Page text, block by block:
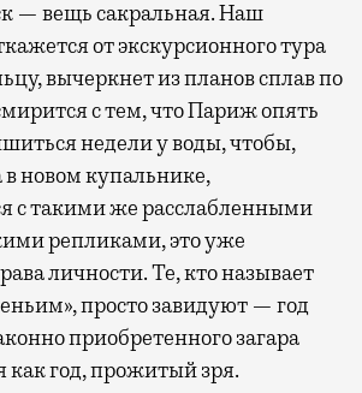
— вещь сакральная. Наш
от экскурсионного тура
вычеркнет из планов сплав по
с тем, что Париж опять
недели у воды, чтобы,
в новом купальнике,
с такими же расслабленными
репликами, это уже
личности. Те, кто называет
просто завидуют — год
приобретенного загара
как год, прожитый зря.